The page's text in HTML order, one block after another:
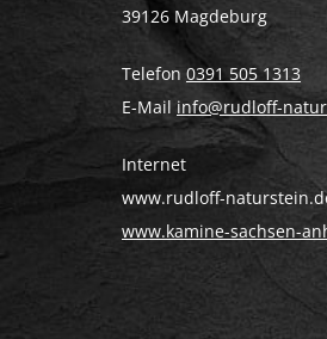
39126 Magdeburg
Telefon 0391 505 1313
E-Mail info@rudloff-
Internet
www.rudloff-
www.kamine-sachsen-